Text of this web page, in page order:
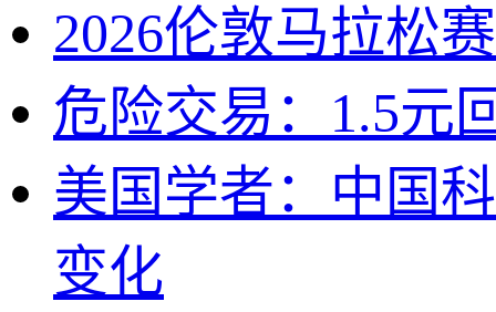
2026伦敦马拉松
危险交易：1.5元
美国学者：中国
变化